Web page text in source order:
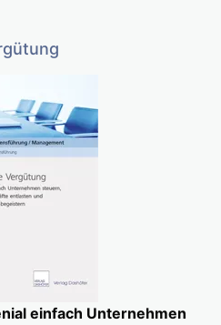
einfach Unternehmen